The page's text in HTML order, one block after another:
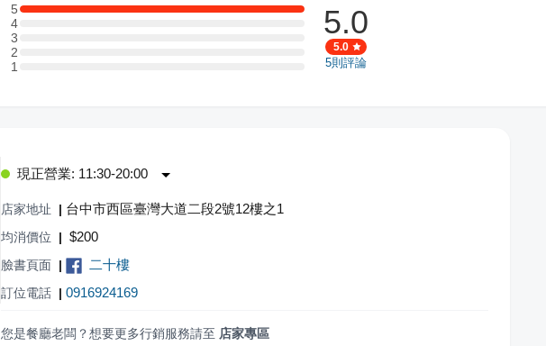
5
5 星：4 則評論
4
4 星：0 則評論
3
3 星：0 則評論
2
2 星：0 則評論
11 星：0 則評論
5.0
5.0
5則評論
現正營業: 11:30-20:00
店家地址 | 台中市西區臺灣大道二段2號12樓之1
均消價位 | $200
臉書頁面 | 二十樓
訂位電話 | 0916924169
您是餐廳老闆？想要更多行銷服務請至 店家專區